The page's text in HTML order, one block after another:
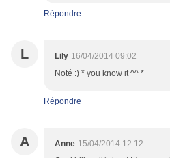
Répondre
L Lily 16/04/2014 09:02
Noté :) * you know it ^^ *
Répondre
A Anne 15/04/2014 12:12